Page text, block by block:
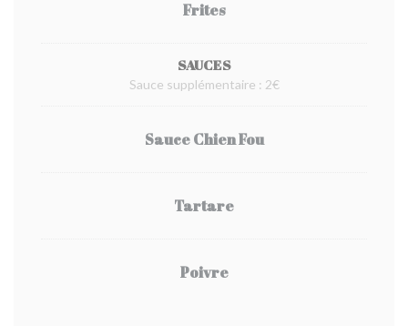
Frites
SAUCES
Sauce supplémentaire : 2€
Sauce Chien Fou
Tartare
Poivre